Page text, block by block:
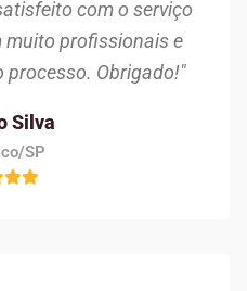
com o serviço
muito profissionais e
processo. Obrigado!"
Silva
SP